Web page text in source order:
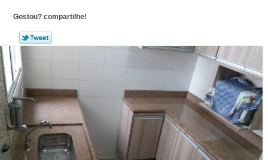
Gostou? compartilhe!